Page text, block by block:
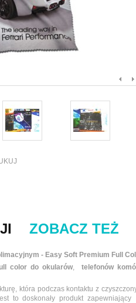
ZOBACZ TEŻ
- Easy Soft Premium Full
color do okularów, telefonów
która podczas kontaktu z
to doskonały produkt